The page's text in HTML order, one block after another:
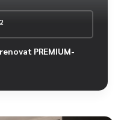
2
PREMIUM-